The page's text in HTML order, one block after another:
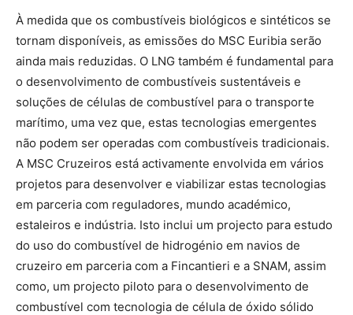
À medida que os combustíveis biológicos e sintéticos se
tornam disponíveis, as emissões do MSC Euribia serão
ainda mais reduzidas. O LNG também é fundamental para
o desenvolvimento de combustíveis sustentáveis e
soluções de células de combustível para o transporte
marítimo, uma vez que, estas tecnologias emergentes
não podem ser operadas com combustíveis tradicionais.
A MSC Cruzeiros está activamente envolvida em vários
projetos para desenvolver e viabilizar estas tecnologias
em parceria com reguladores, mundo académico,
estaleiros e indústria. Isto inclui um projecto para estudo
do uso do combustível de hidrogénio em navios de
cruzeiro em parceria com a Fincantieri e a SNAM, assim
como, um projecto piloto para o desenvolvimento de
combustível com tecnologia de célula de óxido sólido